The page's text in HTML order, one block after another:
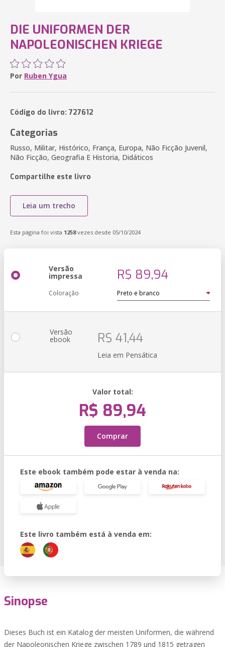
DIE UNIFORMEN DER
NAPOLEONISCHEN KRIEGE
Por Ruben Ygua
Código do livro: 727612
Categorias
Russo, Militar, Histórico, França, Europa, Não Ficção Juvenil,
Não Ficção, Geografia E Historia, Didáticos
Compartilhe este livro
Leia um trecho
Esta página foi vista 1258vezes desde 05/10/2024
Versão
impressa R$ 89,94
Coloração
Versão
ebook R$ 41,44
Leia em Pensática
Valor total:
R$ 89,94
Comprar
Este ebook também pode estar à venda na:
Este livro também está à venda em:
Sinopse
Dieses Buch ist ein Katalog der meisten Uniformen, die während
der Napoleonischen Kriege zwischen 1789 und 1815 getragen